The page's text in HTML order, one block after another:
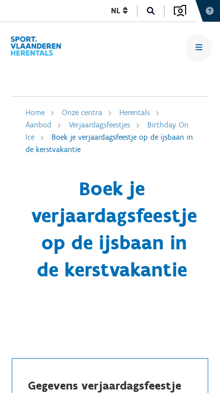
NL
Home Onze centra
Herentals
Aanbod
Verjaardagsfeestjes
Birthday On
Ice
Boek je verjaardagsfeestje op de ijsbaan in
de kerstvakantie
Boek je
verjaardagsfeestje
op de ijsbaan in
de kerstvakantie
Gegevens verjaardagsfeestje